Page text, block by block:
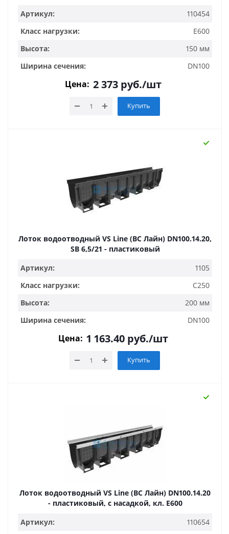
Артикул:
110454
Класс нагрузки:
E600
Высота:
150 мм
Ширина сечения:
DN100
Цена: 2 373 руб./шт
Купить
Лоток водоотводный VS Line (ВС Лайн) DN100.14.20,
SB 6,5/21 - пластиковый
Артикул:
1105
Класс нагрузки:
C250
Высота:
200 мм
Ширина сечения:
DN100
Цена: 1 163.40 руб./шт
Купить
Лоток водоотводный VS Line (ВС Лайн) DN100.14.20
- пластиковый, с насадкой, кл. Е600
Артикул:
110654